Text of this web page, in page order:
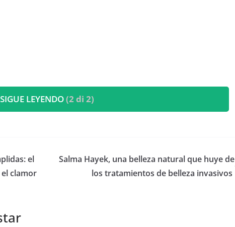
SIGUE LEYENDO(2 di 2)
el
clamor
​Salma Hayek, una belleza natural que huye de
los tratamientos de belleza invasivos